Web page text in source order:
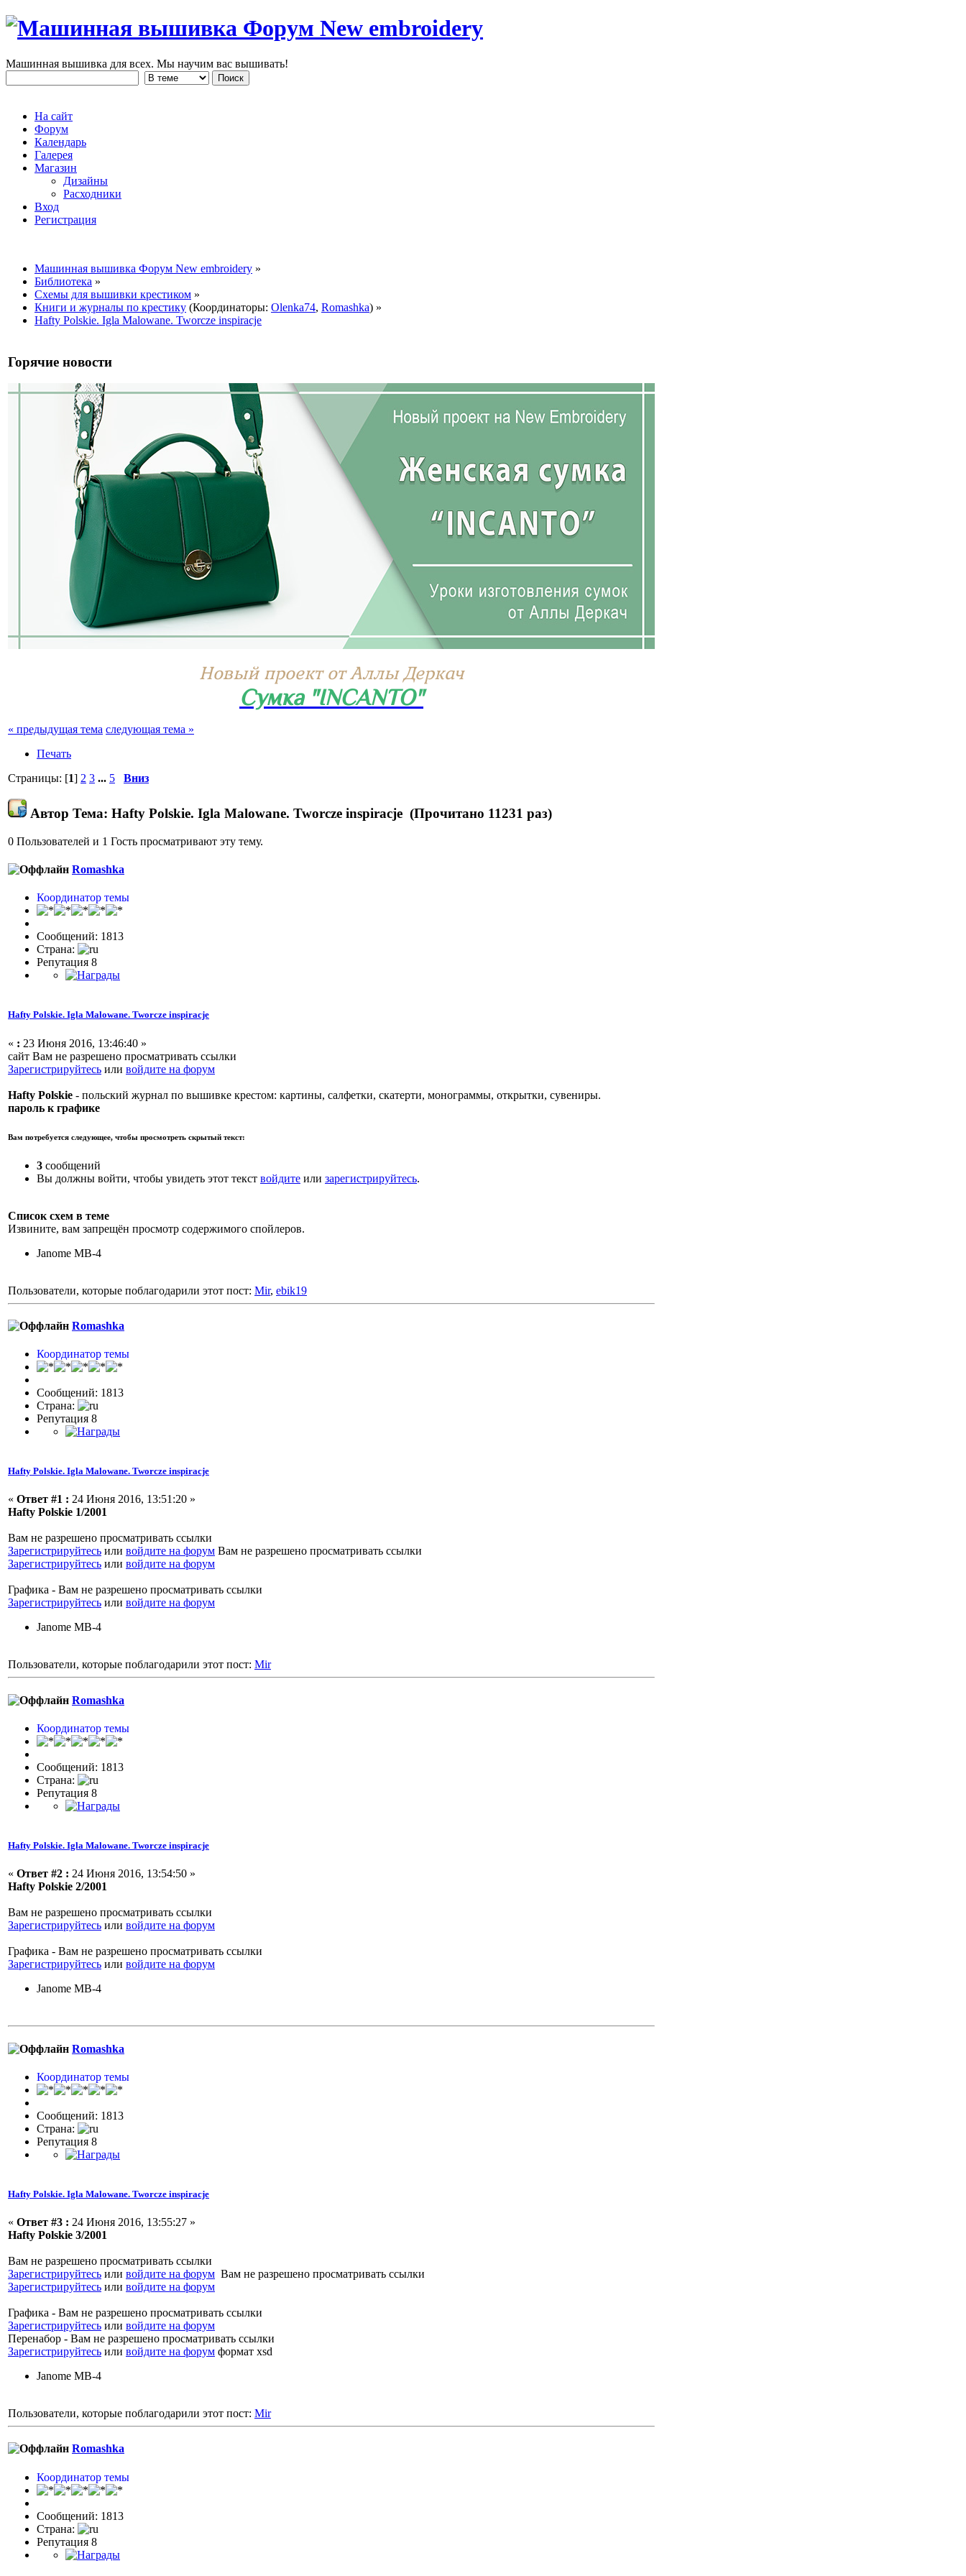
Машинная вышивка для всех. Мы научим вас вышивать!
На сайт
Форум
Календарь
Галерея
Магазин
Дизайны
Расходники
Вход
Регистрация
Машинная вышивка Форум New embroidery »
Библиотека »
Схемы для вышивки крестиком »
Книги и журналы по крестику (Координаторы: Olenka74, Romashka) »
Hafty Polskie. Igla Malowane. Tworcze inspiracje
Горячие новости
Новый проект от Аллы Деркач
Сумка "INCANTO"
« предыдущая тема следующая тема »
Печать
Страницы: [1] 2 3 ... 5 Вниз
Автор Тема: Hafty Polskie. Igla Malowane. Tworcze inspiracje (Прочитано 11231 раз)
0 Пользователей и 1 Гость просматривают эту тему.
Romashka
Координатор темы
Сообщений: 1813
Страна:
Репутация 8
Hafty Polskie. Igla Malowane. Tworcze inspiracje
« : 23 Июня 2016, 13:46:40 »
сайт Вам не разрешено просматривать ссылки
Зарегистрируйтесь или войдите на форум
Hafty Polskie - польский журнал по вышивке крестом: картины, салфетки, скатерти, монограммы, открытки, сувениры.
пароль к графике
Вам потребуется следующее, чтобы просмотреть скрытый текст:
3 сообщений
Вы должны войти, чтобы увидеть этот текст войдите или зарегистрируйтесь.
Список схем в теме
Извините, вам запрещён просмотр содержимого спойлеров.
Janome MB-4
Пользователи, которые поблагодарили этот пост: Mir, ebik19
Romashka
Координатор темы
Сообщений: 1813
Страна:
Репутация 8
Hafty Polskie. Igla Malowane. Tworcze inspiracje
« Ответ #1 : 24 Июня 2016, 13:51:20 »
Hafty Polskie 1/2001
Вам не разрешено просматривать ссылки
Зарегистрируйтесь или войдите на форум Вам не разрешено просматривать ссылки
Зарегистрируйтесь или войдите на форум
Графика - Вам не разрешено просматривать ссылки
Зарегистрируйтесь или войдите на форум
Janome MB-4
Пользователи, которые поблагодарили этот пост: Mir
Romashka
Координатор темы
Сообщений: 1813
Страна:
Репутация 8
Hafty Polskie. Igla Malowane. Tworcze inspiracje
« Ответ #2 : 24 Июня 2016, 13:54:50 »
Hafty Polskie 2/2001
Вам не разрешено просматривать ссылки
Зарегистрируйтесь или войдите на форум
Графика - Вам не разрешено просматривать ссылки
Зарегистрируйтесь или войдите на форум
Janome MB-4
Romashka
Координатор темы
Сообщений: 1813
Страна:
Репутация 8
Hafty Polskie. Igla Malowane. Tworcze inspiracje
« Ответ #3 : 24 Июня 2016, 13:55:27 »
Hafty Polskie 3/2001
Вам не разрешено просматривать ссылки
Зарегистрируйтесь или войдите на форум Вам не разрешено просматривать ссылки
Зарегистрируйтесь или войдите на форум
Графика - Вам не разрешено просматривать ссылки
Зарегистрируйтесь или войдите на форум
Перенабор - Вам не разрешено просматривать ссылки
Зарегистрируйтесь или войдите на форум формат xsd
Janome MB-4
Пользователи, которые поблагодарили этот пост: Mir
Romashka
Координатор темы
Сообщений: 1813
Страна:
Репутация 8